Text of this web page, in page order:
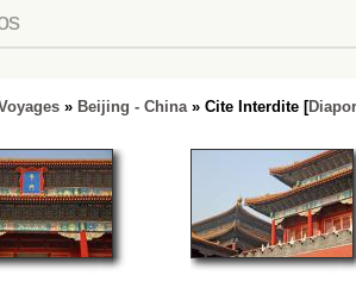
» Beijing - China» Cite Interdite [